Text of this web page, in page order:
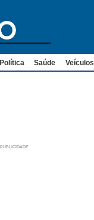
Política Saúde Veículos